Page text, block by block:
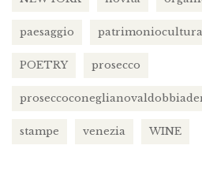
paesaggio
POETRY prosecco
stampe venezia WINE